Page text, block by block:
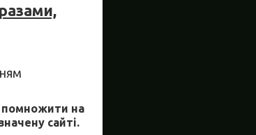
помножити на
сайті.